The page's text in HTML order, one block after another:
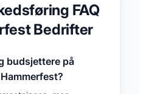
FAQ
Bedrifter
budsjettere på
Hammerfest?